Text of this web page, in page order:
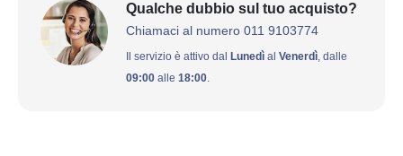
Qualche dubbio sul tuo acquisto?
Chiamaci al numero 011 9103774
Il servizio è attivo dal Lunedì al Venerdì, dalle
09:00 alle 18:00.